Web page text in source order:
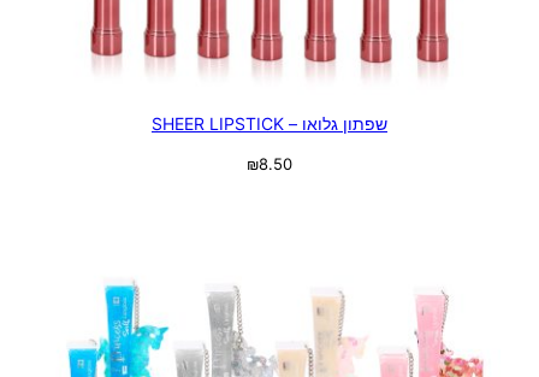
שפתון גלואו – SHEER LIPSTICK
₪8.50